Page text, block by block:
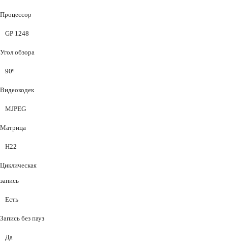
Процессор
GP 1248
Угол обзора
90º
Видеокодек
MJPEG
Матрица
H22
Циклическая
запись
Есть
Запись без пауз
Да